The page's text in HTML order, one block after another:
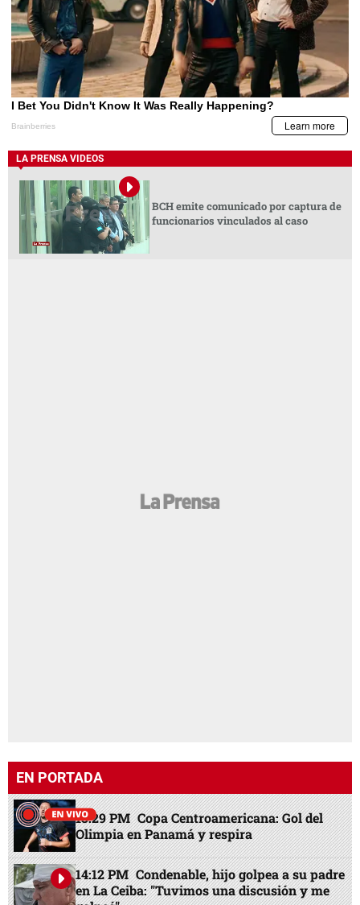
LA PRENSA VIDEOS
BCH emite comunicado por captura de
funcionarios vinculados al caso
EN PORTADA
13:29 PM Copa Centroamericana: Gol del
Olimpia en Panamá y respira
14:12 PM Condenable, hijo golpea a su padre
en La Ceiba: "Tuvimos una discusión y me